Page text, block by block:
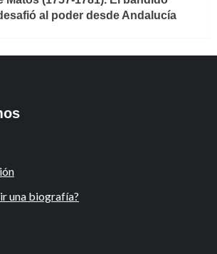
al poder desde Andalucía
una biografía?